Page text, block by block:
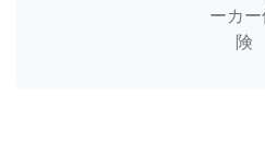
ーカー
険